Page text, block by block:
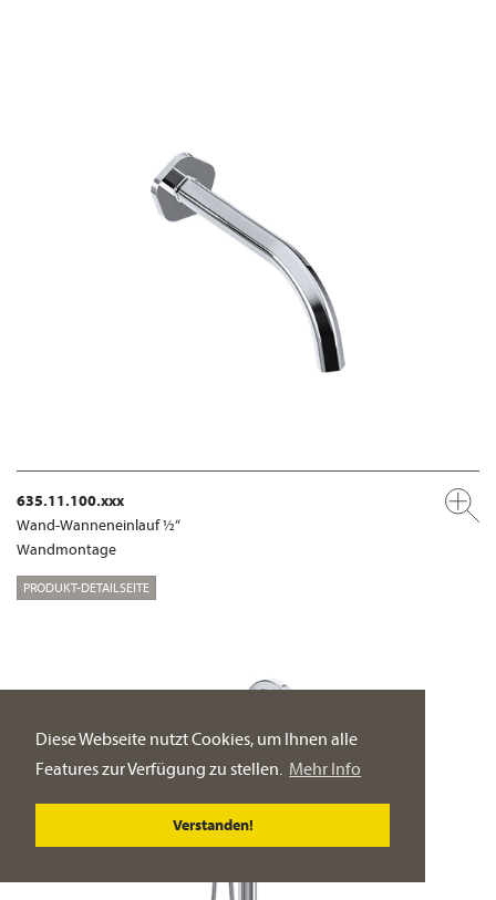
Diese Webseite nutzt Cookies, um Ihnen alle
Features zur Verfügung zu stellen. Mehr Info
Verstanden!
635.11.100.xxx
Wand-Wanneneinlauf ½“
Wandmontage
PRODUKT-DETAILSEITE